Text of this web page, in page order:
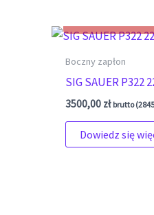
Boczny zapłon
SIG SAUER P322
3500,00 zł brutto (
Dowiedz się